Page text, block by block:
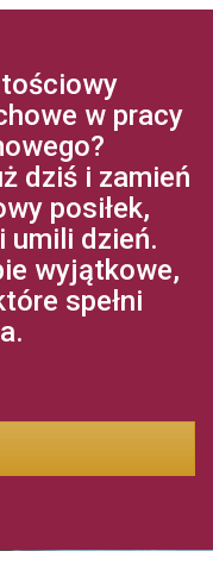
w pracy
dziś i zamień
posiłek,
umili dzień.
wyjątkowe,
spełni